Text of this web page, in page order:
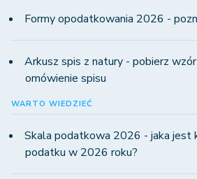
Formy opodatkowania 2026 -
Arkusz spis z natury - pobierz
omówienie spisu
WARTO WIEDZIEĆ
Skala podatkowa 2026 - jaka jest
podatku w 2026 roku?